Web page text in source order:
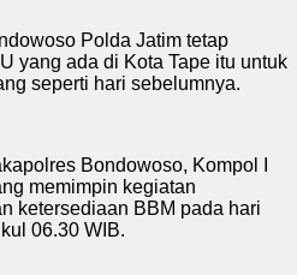
Polda Jatim tetap
yang ada di Kota Tape itu untuk
seperti hari sebelumnya.
Bondowoso, Kompol I
memimpin kegiatan
ketersediaan BBM pada hari
06.30 WIB.